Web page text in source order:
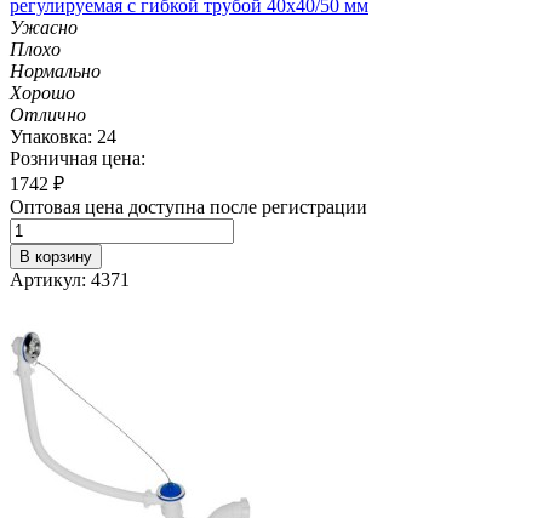
регулируемая с гибкой трубой 40х40/50 мм
Ужасно
Плохо
Нормально
Хорошо
Отлично
Упаковка: 24
Розничная цена:
1742 ₽
Оптовая цена доступна после регистрации
В корзину
Артикул: 4371